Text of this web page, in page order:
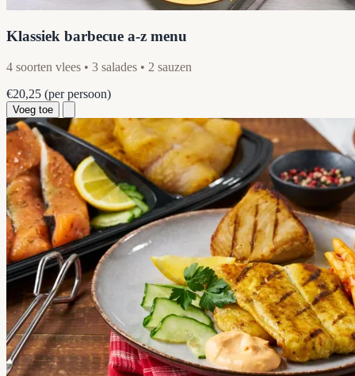
Klassiek barbecue a-z menu
4 soorten vlees • 3 salades • 2 sauzen
€20,25 (per persoon)
Voeg toe